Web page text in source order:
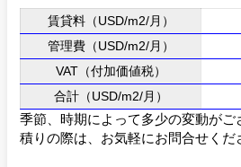
賃貸料（USD/m2/月）
管理費（USD/m2/月）
VAT（付加価値税）
合計（USD/m2/月）
季節、時期によって多少の変動がご
積りの際は、お気軽にお問合せくだ